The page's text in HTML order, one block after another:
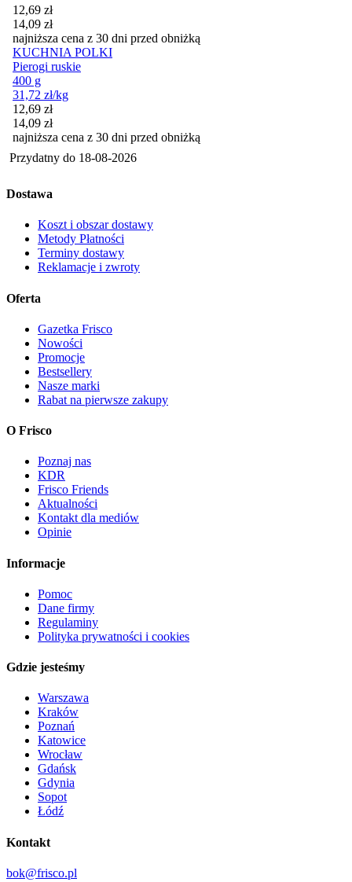
Cena promocyjna
12,69 zł
14,09 zł
najniższa cena z 30 dni przed obniżką
KUCHNIA POLKI
Pierogi ruskie
400 g
31,72 zł/kg
Cena promocyjna
12,69 zł
14,09 zł
najniższa cena z 30 dni przed obniżką
Przydatny do 18-08-2026
Dostawa
Koszt i obszar dostawy
Metody Płatności
Terminy dostawy
Reklamacje i zwroty
Oferta
Gazetka Frisco
Nowości
Promocje
Bestsellery
Nasze marki
Rabat na pierwsze zakupy
O Frisco
Poznaj nas
KDR
Frisco Friends
Aktualności
Kontakt dla mediów
Opinie
Informacje
Pomoc
Dane firmy
Regulaminy
Polityka prywatności i cookies
Gdzie jesteśmy
Warszawa
Kraków
Poznań
Katowice
Wrocław
Gdańsk
Gdynia
Sopot
Łódź
Kontakt
bok@frisco.pl